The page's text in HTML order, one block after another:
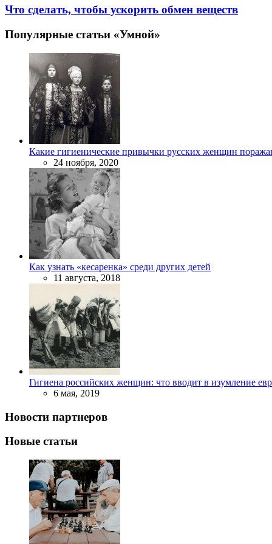
Что сделать, чтобы ускорить обмен веществ
Популярные статьи «Умной»
Какие гигиенические привычки русских женщин
24 ноября, 2020
Как узнать «кесаренка» среди других детей
11 августа, 2018
Гигиена российских женщин: что вводит в изумление
6 мая, 2019
Новости партнеров
Новые статьи